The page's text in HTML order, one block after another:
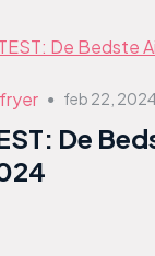
● feb 22,
De